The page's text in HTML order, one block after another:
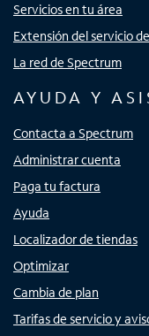
Servicios en tu área
Extensión del servicio
La red de Spectrum
AYUDA Y
Contacta a Spectrum
Administrar cuenta
Paga tu factura
Ayuda
Localizador de tiendas
Optimizar
Cambia de plan
Tarifas de servicio y